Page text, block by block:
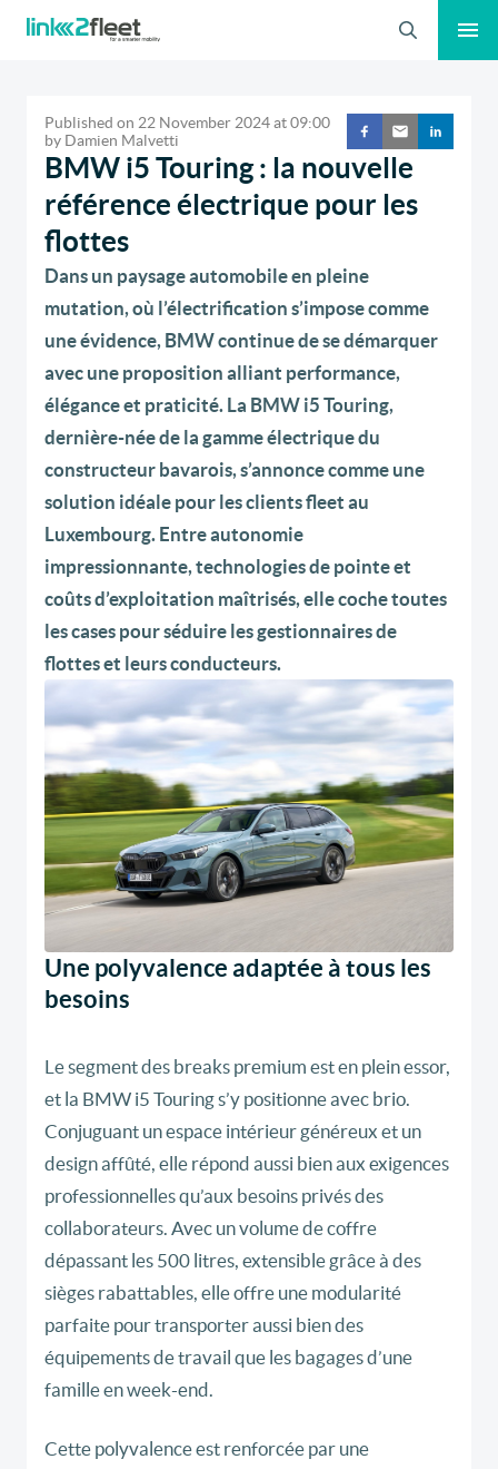
Search
Published on 22 November 2024at09:00
by Damien Malvetti
BMW i5 Touring : la nouvelle
référence électrique pour les
flottes
Dans un paysage automobile en pleine
mutation, où l’électrification s’impose comme
une évidence, BMW continue de se démarquer
avec une proposition alliant performance,
élégance et praticité. La BMW i5 Touring,
dernière-née de la gamme électrique du
constructeur bavarois, s’annonce comme une
solution idéale pour les clients fleet au
Luxembourg. Entre autonomie
impressionnante, technologies de pointe et
coûts d’exploitation maîtrisés, elle coche toutes
les cases pour séduire les gestionnaires de
flottes et leurs conducteurs.
Une polyvalence adaptée à tous les
besoins
Le segment des breaks premium est en plein essor,
et la BMW i5 Touring s’y positionne avec brio.
Conjuguant un espace intérieur généreux et un
design affûté, elle répond aussi bien aux exigences
professionnelles qu’aux besoins privés des
collaborateurs. Avec un volume de coffre
dépassant les 500 litres, extensible grâce à des
sièges rabattables, elle offre une modularité
parfaite pour transporter aussi bien des
équipements de travail que les bagages d’une
famille en week-end.
Cette polyvalence est renforcée par une